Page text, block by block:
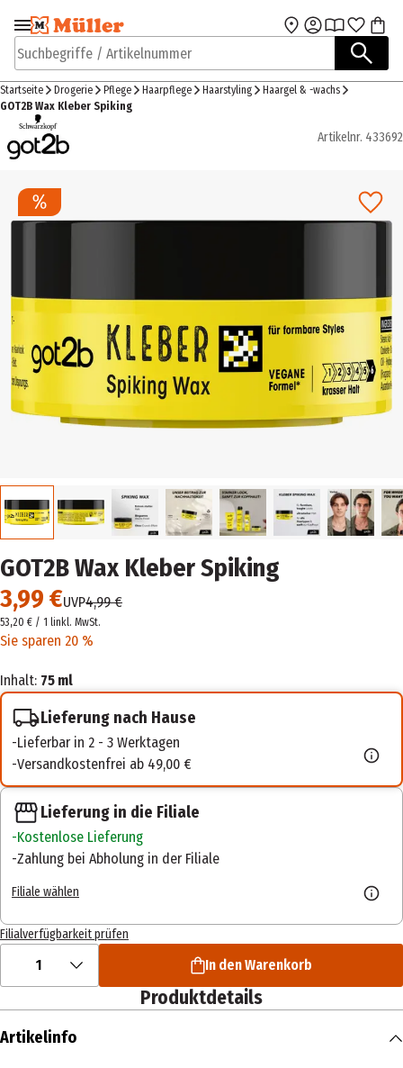
Zur Navigation
springen
Zum Hauptinhalt
Suchbegriffe / Artikelnummer
Startseite Drogerie Pflege Haarpflege Haarstyling
Haargel & -wachs
GOT2B Wax Kleber Spiking
Artikelnr. 433692
GOT2B Wax Kleber Spiking
3,99 €UVP4,99 €
53,20 € / 1 linkl. MwSt.
Sie sparen 20 %
Inhalt: 75 ml
Lieferung nach Hause
Lieferbar in 2 - 3 Werktagen
Versandkostenfrei ab 49,00 €
Lieferung in die Filiale
Kostenlose Lieferung
Zahlung bei Abholung in der Filiale
Filiale wählen
Filialverfügbarkeit prüfen
1 In den Warenkorb
Produktdetails
Artikelinfo